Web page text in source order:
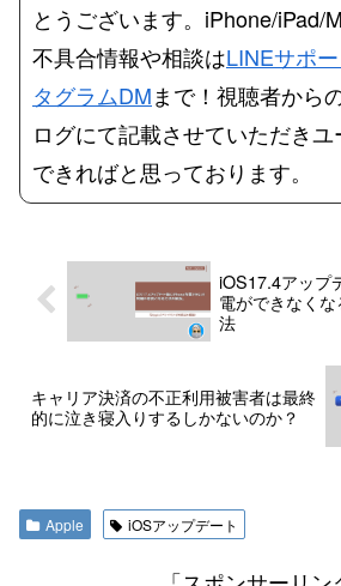
とうございます。iPhone/iPad/
不具合情報や相談はLINEサポー
タグラムDMまで！視聴者から
ログにて記載させていただき
できればと思っております。
iOS17.4アップ
電ができなく
法
キャリア決済の不正利用被害者は最終
的に泣き寝入りするしかないのか？
Apple iOSアップデート